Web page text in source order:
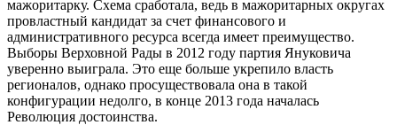
мажоритарку. Схема сработала, ведь в мажоритарных округах
провластный кандидат за счет финансового и
административного ресурса всегда имеет преимущество.
Выборы Верховной Рады в 2012 году партия Януковича
уверенно выиграла. Это еще больше укрепило власть
регионалов, однако просуществовала она в такой
конфигурации недолго, в конце 2013 года началась
Революция достоинства.